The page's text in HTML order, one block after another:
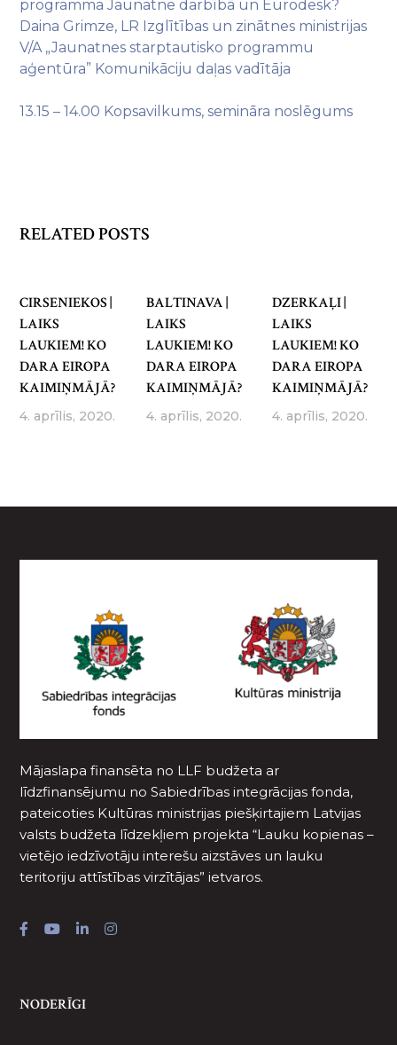
programma Jaunatne darbībā un Eurodesk?
Daina Grimze, LR Izglītības un zinātnes ministrijas
V/A „Jaunatnes starptautisko programmu
aģentūra” Komunikāciju daļas vadītāja
13.15 – 14.00 Kopsavilkums, semināra noslēgums
RELATED POSTS
CIRSENIEKOS |
LAIKS
LAUKIEM! KO
DARA EIROPA
KAIMIŅMĀJĀ?
4. aprīlis, 2020.
BALTINAVA |
LAIKS
LAUKIEM! KO
DARA EIROPA
KAIMIŅMĀJĀ?
4. aprīlis, 2020.
DZERKAĻI |
LAIKS
LAUKIEM! KO
DARA EIROPA
KAIMIŅMĀJĀ?
4. aprīlis, 2020.
Mājaslapa finansēta no LLF budžeta ar
līdzfinansējumu no Sabiedrības integrācijas fonda,
pateicoties Kultūras ministrijas piešķirtajiem Latvijas
valsts budžeta līdzekļiem projekta “Lauku kopienas –
vietējo iedzīvotāju interešu aizstāves un lauku
teritoriju attīstības virzītājas” ietvaros.
NODERĪGI